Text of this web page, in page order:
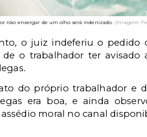
não enxergar de um olho será indenizado. (Imagem:
o juiz indeferiu o pedido
o trabalhador ter avisado
do próprio trabalhador e
era boa, e ainda
moral no canal